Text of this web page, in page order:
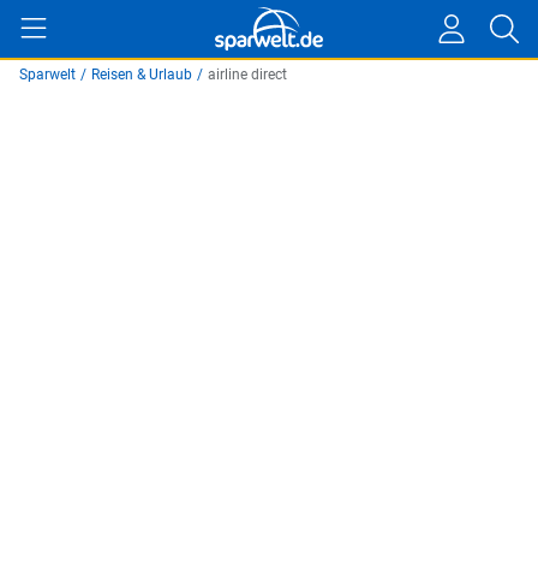
Sparwelt / Reisen & Urlaub / airline direct